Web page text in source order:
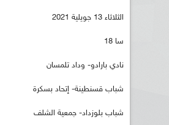
الثلاثاء 13 جويلية 2021
سا 18
نادي بارادو- وداد تلمسان
شباب قسنطينة- إتحاد بسكرة
شباب بلوزداد- جمعية الشلف